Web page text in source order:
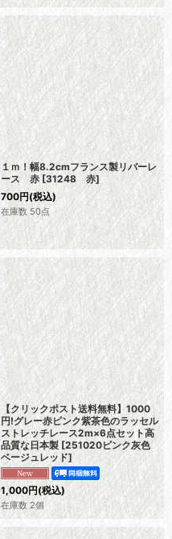
１ｍ！幅8.2cmフランス製リバーレ
ース 赤 [31248 赤]
700円(税込)
在庫数 50点
【クリックポスト送料無料】1000
円!グレー赤ピンク紫茶色のラッセル
ストレッチレース2m×6点セット高
品質な日本製 [251020ピンク灰色
ベージュレッド]
1,000円(税込)
在庫数 2個